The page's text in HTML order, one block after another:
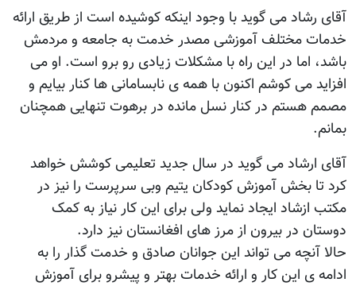
آقای رشاد می گوید با وجود اینکه کوشیده است از طریق ارائه
خدمات مختلف آموزشی مصدر خدمت به جامعه و مردمش
باشد، اما در این راه با مشکلات زیادی رو برو است. او می
افزاید می کوشم اکنون با همه ی نابسامانی ها کنار بیایم و
مصمم هستم در کنار نسل مانده در برهوت تنهایی همچنان
بمانم.
آقای ارشاد می گوید در سال جدید تعلیمی کوشش خواهد
کرد تا بخش آموزش کودکان یتیم وبی سرپرست را نیز در
مکتب ازشاد ایجاد نماید ولی برای این کار نیاز به کمک
دوستان در بیرون از مرز های افغانستان نیز دارد.
حالا آنچه می تواند این جوانان صادق و خدمت گذار را به
ادامه ی این کار و ارائه خدمات بهتر و پیشرو برای آموزش